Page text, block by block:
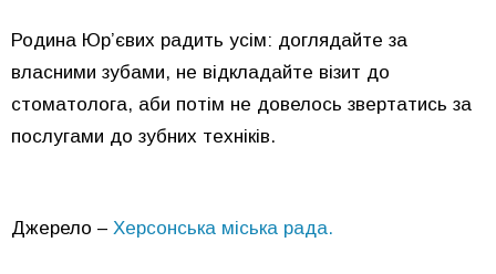
Родина Юр’євих радить усім: доглядайте за
власними зубами, не відкладайте візит до
стоматолога, аби потім не довелось звертатись за
послугами до зубних техніків.
Джерело – Херсонська міська рада.